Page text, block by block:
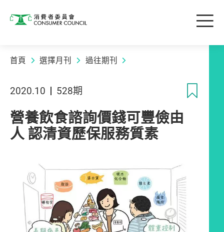
消費者委員會 目
首頁 選擇月刊 過往期刊
2020.10 528期
營養飲食諮詢價錢可豐儉由
人 認清資歷保服務質素